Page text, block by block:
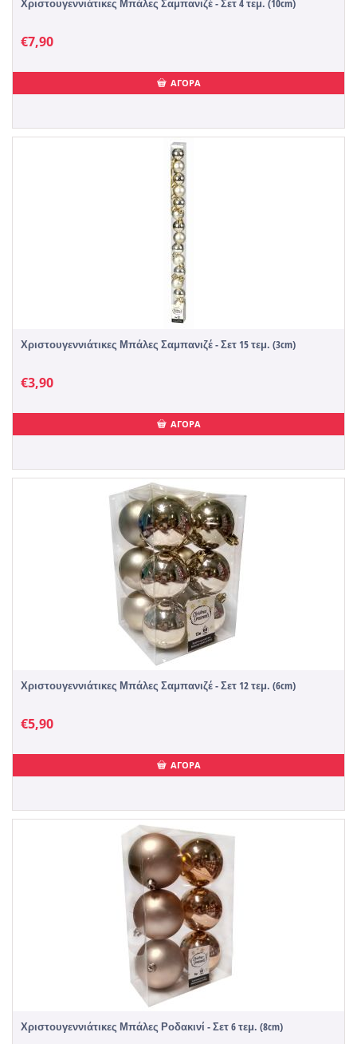
Χριστουγεννιάτικες Μπάλες Σαμπανιζέ - Σετ 4 τεμ. (10cm)
€7,90
ΑΓΟΡΑ
Χριστουγεννιάτικες Μπάλες Σαμπανιζέ - Σετ 15 τεμ. (3cm)
€3,90
ΑΓΟΡΑ
Χριστουγεννιάτικες Μπάλες Σαμπανιζέ - Σετ 12 τεμ. (6cm)
€5,90
ΑΓΟΡΑ
Χριστουγεννιάτικες Μπάλες Ροδακινί - Σετ 6 τεμ. (8cm)